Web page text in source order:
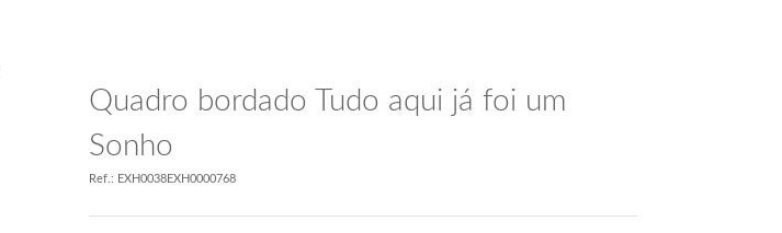
Quadro bordado Tudo aqui já foi um
Sonho
Ref.: EXH0038EXH0000768